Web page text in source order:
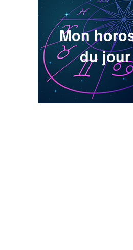
Mon
du